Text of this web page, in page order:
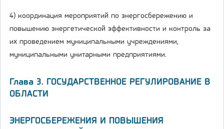
4) координация мероприятий по энергосбережению и
повышению энергетической эффективности и контроль за
их проведением муниципальными учреждениями,
муниципальными унитарными предприятиями.
Глава 3. ГОСУДАРСТВЕННОЕ РЕГУЛИРОВАНИЕ В
ОБЛАСТИ
ЭНЕРГОСБЕРЕЖЕНИЯ И ПОВЫШЕНИЯ